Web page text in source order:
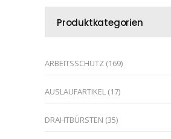
Produktkategorien
ARBEITSSCHUTZ (169)
AUSLAUFARTIKEL (17)
DRAHTBÜRSTEN (35)